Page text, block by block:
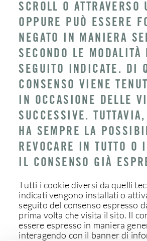
SCROLL O
OPPURE PUÒ ESSERE
NEGATO IN MANIERA
SECONDO LE MODALITÀ
SEGUITO INDICATE. DI
CONSENSO VIENE
IN OCCASIONE DELLE
SUCCESSIVE. TUTTAVIA,
HA SEMPRE LA
REVOCARE IN TUTTO O
IL CONSENSO GIÀ
Tutti i cookie diversi da quelli
indicati vengono installati o
seguito del consenso espresso
prima volta che visita il sito. Il
essere espresso in maniera
interagendo con il banner di